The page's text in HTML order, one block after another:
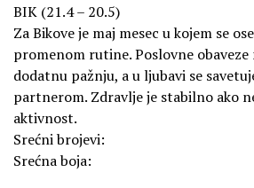
BIK (21.4 – 20.5)
Za Bikove je maj mesec u kojem se
promenom rutine. Poslovne
dodatnu pažnju, a u ljubavi se
partnerom. Zdravlje je stabilno ako
aktivnost.
Srećni brojevi:
Srećna boja: